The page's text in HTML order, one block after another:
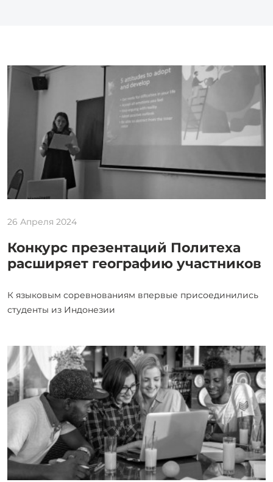
26 Апреля 2024
Конкурс презентаций Политеха
расширяет географию участников
К языковым соревнованиям впервые присоединились
студенты из Индонезии